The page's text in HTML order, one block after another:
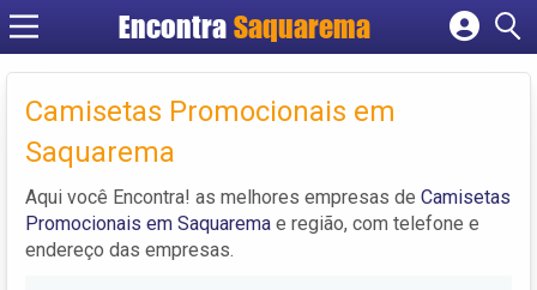
Encontra Saquarema
Cadastrar empresa
Criar conta
Camisetas Promocionais em
Saquarema
Aqui você Encontra! as melhores empresas de Camisetas
Promocionais em Saquarema e região, com telefone e
endereço das empresas.